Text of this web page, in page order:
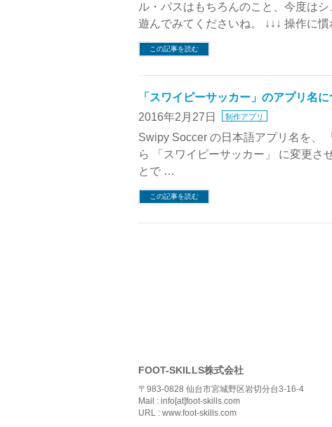
ル・パスはもちろんのこと、今度は
遊んでみてくださいね。 ↓↓↓ 操作に
この記事を読む
「スワイピーサッカー」のアプリ名に
2016年2月27日
制作アプリ
Swipy Soccer の日本語アプリ名を、
ら 「スワイピーサッカー」 に変更さ
とで …
この記事を読む
FOOT-SKILLS株式会社
〒983-0828 仙台市宮城野区岩切分台3-16-4
Mail : info[at]foot-skills.com
URL : www.foot-skills.com